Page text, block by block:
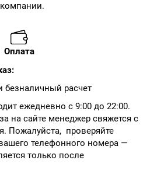
Оплата
расчет
ежедневно с 9:00 до 22:00.
на сайте менеджер свяжется с
Пожалуйста, проверяйте
телефонного номера —
только после